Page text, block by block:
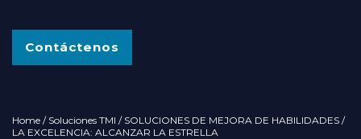
Contáctenos
Home / Soluciones TMI / SOLUCIONES DE MEJORA DE HABILIDADES /
LA EXCELENCIA: ALCANZAR LA ESTRELLA